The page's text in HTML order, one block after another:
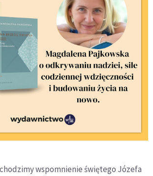
wspomnienie świętego Józefa